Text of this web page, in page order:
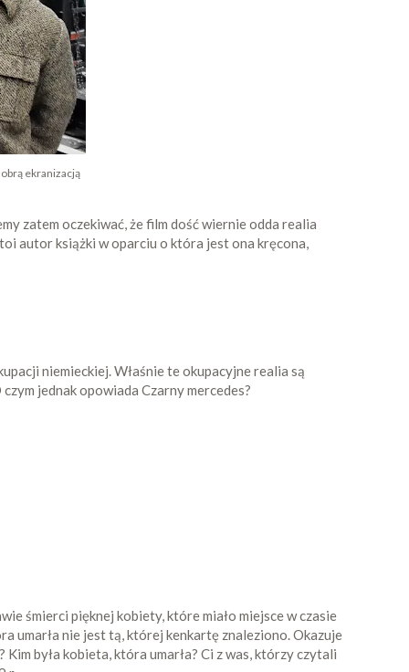
ekranizacją
zatem oczekiwać, że film dość wiernie odda realia
autor książki w oparciu o która jest ona kręcona,
niemieckiej. Właśnie te okupacyjne realia są
jednak opowiada Czarny mercedes?
śmierci pięknej kobiety, które miało miejsce w czasie
umarła nie jest tą, której kenkartę znaleziono. Okazuje
była kobieta, która umarła? Ci z was, którzy czytali